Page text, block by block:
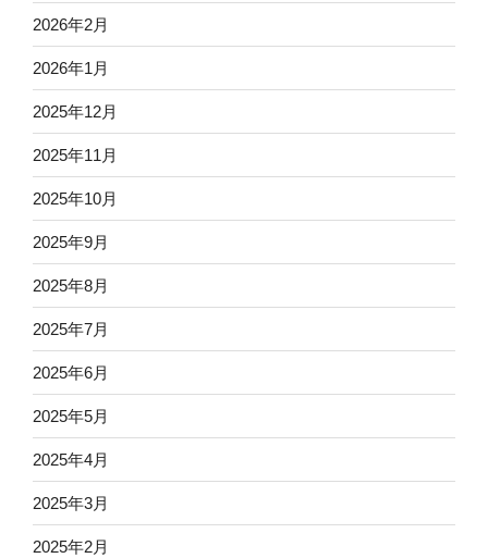
2026年2月
2026年1月
2025年12月
2025年11月
2025年10月
2025年9月
2025年8月
2025年7月
2025年6月
2025年5月
2025年4月
2025年3月
2025年2月